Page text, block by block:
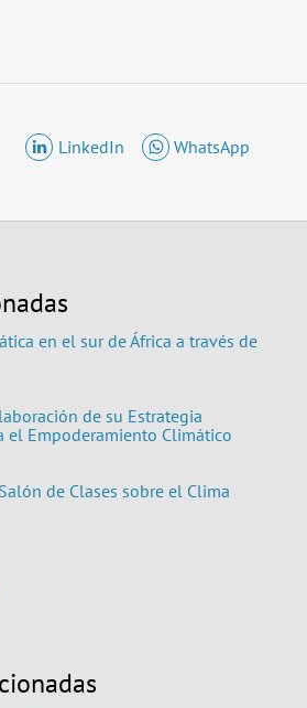
LinkedIn
WhatsApp
en el sur de África a través de
de su Estrategia
el Empoderamiento Climático
de Clases sobre el Clima